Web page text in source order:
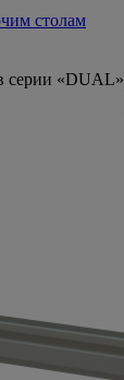
столам
серии «DUAL»